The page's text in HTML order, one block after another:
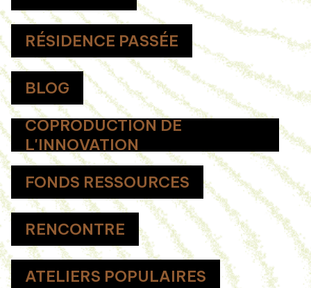
RÉSIDENCE PASSÉE
BLOG
COPRODUCTION DE
L'INNOVATION
FONDS RESSOURCES
RENCONTRE
ATELIERS POPULAIRES